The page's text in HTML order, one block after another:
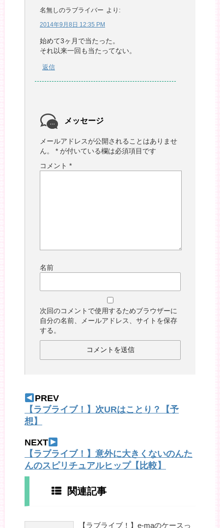
名無しのラブライバー より:
2014年9月8日 12:35 PM
始めて3ヶ月で当たった。
それ以来一回も当たってない。
返信
メッセージ
メールアドレスが公開されることはありませ
ん。
* が付いている欄は必須項目です
コメント *
名前
次回のコメントで使用するためブラウザーに
自分の名前、メールアドレス、サイトを保存
する。
PREV
【ラブライブ！】次URはことり？【予
想】
NEXT
【ラブライブ！】意外に大きくないのんた
んのスピリチュアルヒップ【比較】
関連記事
【ラブライブ！】e-maのケースっ